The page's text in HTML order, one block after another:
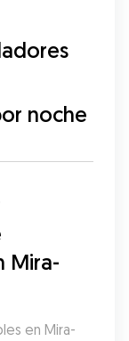
noche
Mira-
en Mira-